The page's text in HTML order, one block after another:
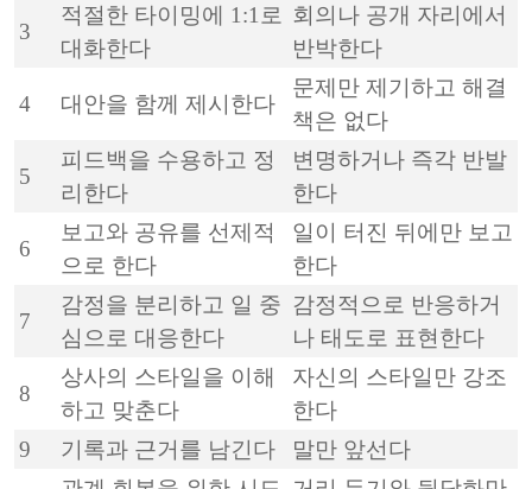
3
적절한 타이밍에 1:1로
대화한다
회의나 공개 자리에서
반박한다
4 대안을 함께 제시한다
문제만 제기하고 해결
책은 없다
5
피드백을 수용하고 정
리한다
변명하거나 즉각 반발
한다
6
보고와 공유를 선제적
으로 한다
일이 터진 뒤에만 보고
한다
7
감정을 분리하고 일 중
심으로 대응한다
감정적으로 반응하거
나 태도로 표현한다
8
상사의 스타일을 이해
하고 맞춘다
자신의 스타일만 강조
한다
9
기록과 근거를 남긴다 말만 앞선다